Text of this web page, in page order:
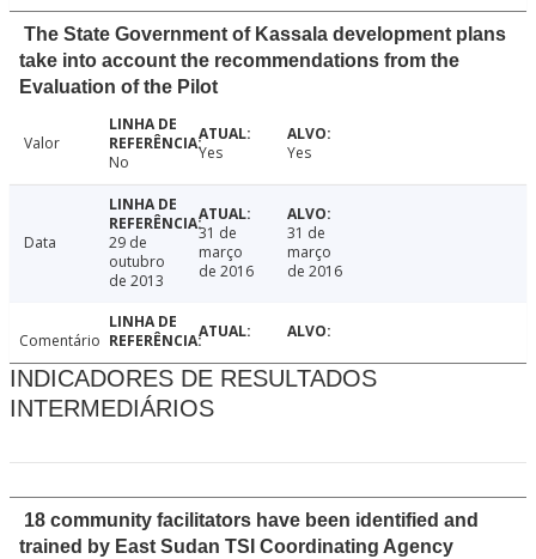
The State Government of Kassala development plans
take into account the recommendations from the
Evaluation of the Pilot
Valor
No
Yes Yes
Data
29 de
outubro
de 2013
31 de
março
de 2016
31 de
março
de 2016
Comentário
INDICADORES DE RESULTADOS
INTERMEDIÁRIOS
18 community facilitators have been identified and
trained by East Sudan TSI Coordinating Agency